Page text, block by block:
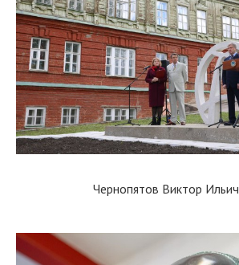
Чернопятов Виктор Ильич